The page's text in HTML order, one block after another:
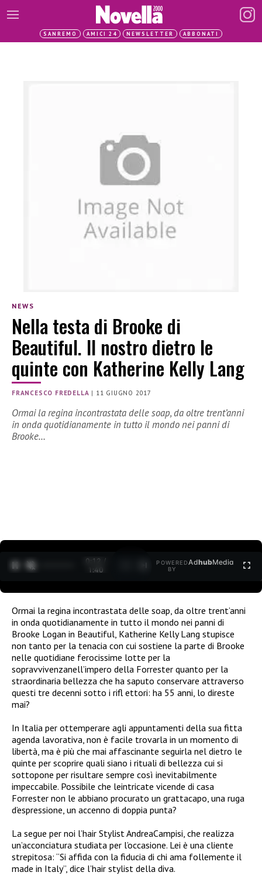
SANREMO AMICI 24 NEWSLETTER ABBONATI
NEWS
Nella testa di Brooke di
Beautiful. Il nostro dietro le
quinte con Katherine Kelly Lang
FRANCESCO FREDELLA | 11 GIUGNO 2017
Ormai la regina incontrastata delle soap, da oltre trent’anni
in onda quotidianamente in tutto il mondo nei panni di
Brooke…
0:12 /
1:40
POWERED
BY
AdhubMedia
Ormai la regina incontrastata delle soap, da oltre trent’anni
in onda quotidianamente in tutto il mondo nei panni di
Brooke Logan in Beautiful, Katherine Kelly Lang stupisce
non tanto per la tenacia con cui sostiene la parte di Brooke
nelle quotidiane ferocissime lotte per la
sopravvivenzanell’impero della Forrester quanto per la
straordinaria bellezza che ha saputo conservare attraverso
questi tre decenni sotto i rifl ettori: ha 55 anni, lo direste
mai?
In Italia per ottemperare agli appuntamenti della sua fitta
agenda lavorativa, non è facile trovarla in un momento di
libertà, ma è più che mai affascinante seguirla nel dietro le
quinte per scoprire quali siano i rituali di bellezza cui si
sottopone per risultare sempre così inevitabilmente
impeccabile. Possibile che leintricate vicende di casa
Forrester non le abbiano procurato un grattacapo, una ruga
d’espressione, un accenno di doppia punta?
La segue per noi l’hair Stylist AndreaCampisi, che realizza
un’acconciatura studiata per l’occasione. Lei è una cliente
strepitosa: “Si affida con la fiducia di chi ama follemente il
made in Italy”, dice l’hair stylist della diva.